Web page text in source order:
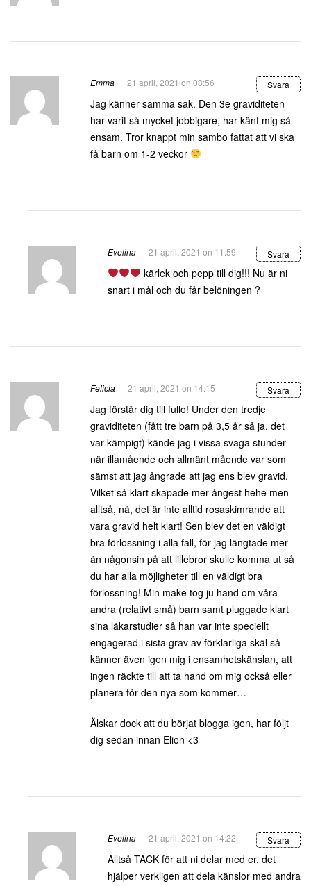
Emma 21 april, 2021 on 08:56 Svara
Jag känner samma sak. Den 3e graviditeten
har varit så mycket jobbigare, har känt mig så
ensam. Tror knappt min sambo fattat att vi ska
få barn om 1-2 veckor
Evelina 21 april, 2021 on 11:59 Svara
kärlek och pepp till dig!!! Nu är ni
snart i mål och du får belöningen ?
Felicia 21 april, 2021 on 14:15 Svara
Jag förstår dig till fullo! Under den tredje
graviditeten (fått tre barn på 3,5 år så ja, det
var kämpigt) kände jag i vissa svaga stunder
när illamående och allmänt mående var som
sämst att jag ångrade att jag ens blev gravid.
Vilket så klart skapade mer ångest hehe men
alltså, nä, det är inte alltid rosaskimrande att
vara gravid helt klart! Sen blev det en väldigt
bra förlossning i alla fall, för jag längtade mer
än någonsin på att lillebror skulle komma ut så
du har alla möjligheter till en väldigt bra
förlossning! Min make tog ju hand om våra
andra (relativt små) barn samt pluggade klart
sina läkarstudier så han var inte speciellt
engagerad i sista grav av förklarliga skäl så
känner även igen mig i ensamhetskänslan, att
ingen räckte till att ta hand om mig också eller
planera för den nya som kommer…
Älskar dock att du börjat blogga igen, har följt
dig sedan innan Elion <3
Evelina 21 april, 2021 on 14:22 Svara
Alltså TACK för att ni delar med er, det
hjälper verkligen att dela känslor med andra